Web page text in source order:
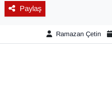
Paylaş
Ramazan Çetin
En çok konuşulanlar